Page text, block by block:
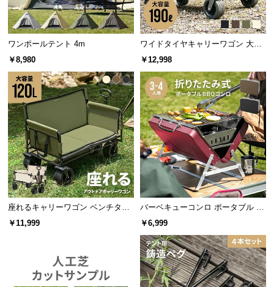
ワンポールテント 4m
￥8,980
ワイドタイヤキャリーワゴン 大容
量190L 耐荷重150kg
￥12,998
座れるキャリーワゴン ベンチタイ
プ 大容量120L 耐荷重150kg
￥11,999
バーベキューコンロ ポータブル 折
りたたみ式
￥6,999